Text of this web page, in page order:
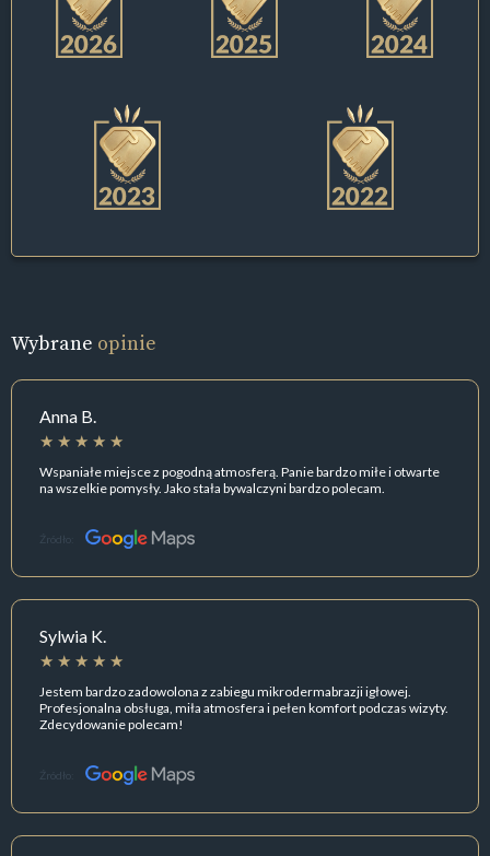
Wybrane opinie
Anna B.
Wspaniałe miejsce z pogodną atmosferą. Panie bardzo miłe i otwarte
na wszelkie pomysły. Jako stała bywalczyni bardzo polecam.
Źródło:
Sylwia K.
Jestem bardzo zadowolona z zabiegu mikrodermabrazji igłowej.
Profesjonalna obsługa, miła atmosfera i pełen komfort podczas wizyty.
Zdecydowanie polecam!
Źródło: